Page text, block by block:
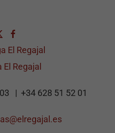
El Regajal
El Regajal
| +34 628 51 52 01